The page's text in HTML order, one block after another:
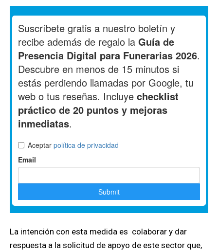
La intención con esta medida es colaborar y dar
respuesta a la solicitud de apoyo de este sector que,